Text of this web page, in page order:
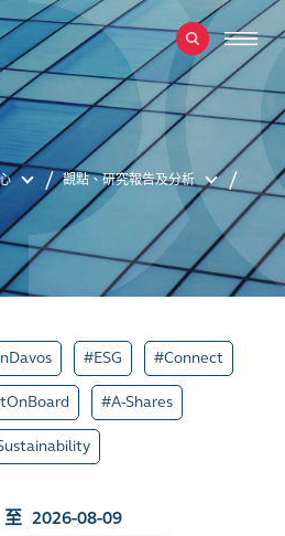
觀點、研究報告及分析
#ESG #Connect
#A-Shares
至